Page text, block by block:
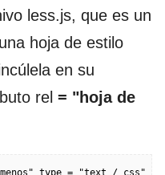
less.js, que es un
hoja de estilo
en su
rel = "hoja de
type = "text / css"